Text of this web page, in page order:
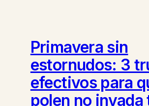
Primavera sin
estornudos: 3
efectivos para
polen no invada